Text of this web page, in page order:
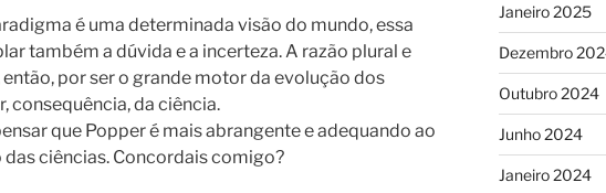
é uma determinada visão do mundo, essa
também a dúvida e a incerteza. A razão plural e
por ser o grande motor da evolução dos
consequência, da ciência.
que Popper é mais abrangente e adequando ao
ciências. Concordais comigo?
Janeiro 2025
Dezembro
Outubro 2024
Junho 2024
Janeiro 2024